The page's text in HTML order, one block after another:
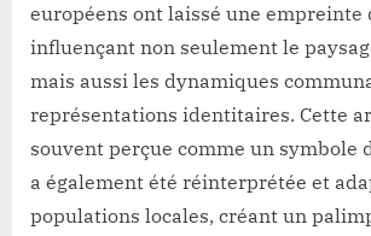
européens ont laissé une empreinte
influençant non seulement le
mais aussi les dynamiques
représentations identitaires. Cette
souvent perçue comme un symbole
a également été réinterprétée et
populations locales, créant un